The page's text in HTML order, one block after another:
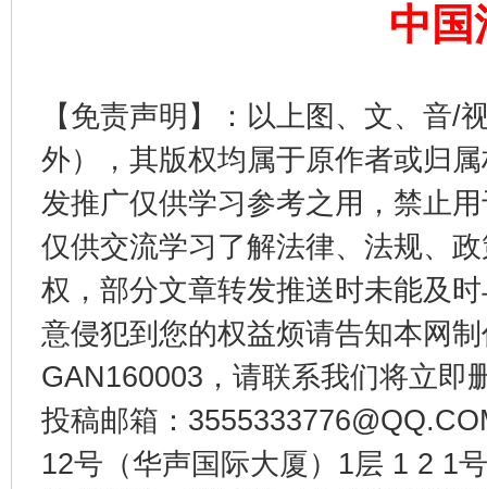
中国
【免责声明】：以上图、文、音/
外），其版权均属于原作者或归
发推广仅供学习参考之用，禁止
仅供交流学习了解法律、法规、
权，部分文章转发推送时未能及
意侵犯到您的权益烦请告知本网
GAN160003，请联系我们将立即
投稿邮箱：
12号（华声国际大厦）1层 1 2 1
东山县通报“牛蛙产品抗生素超标问题” 法